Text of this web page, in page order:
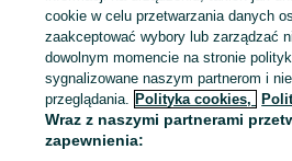
982580314
cookie w celu przetwarzania danych
zaakceptować wybory lub zarządzać
dowolnym momencie na stronie
sygnalizowane naszym partnerom i
przeglądania. Polityka cookies,
Wraz z naszymi partnerami
zapewnienia: